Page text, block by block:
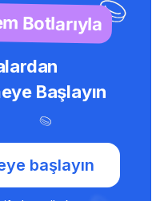
Botlarıyla
Başlayın
başlayın